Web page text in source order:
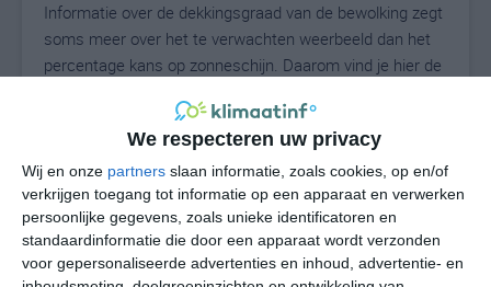
We respecteren uw privacy
Wij en onze partners slaan informatie, zoals cookies, op en/of
verkrijgen toegang tot informatie op een apparaat en verwerken
persoonlijke gegevens, zoals unieke identificatoren en
standaardinformatie die door een apparaat wordt verzonden
voor gepersonaliseerde advertenties en inhoud, advertentie- en
Informatie over de dekkingsgraad van de bewolking zegt
soms meer over het te verwachten weerbeeld dan het
percentage kans op zonneschijn. Daarom vind je hier de
24°C